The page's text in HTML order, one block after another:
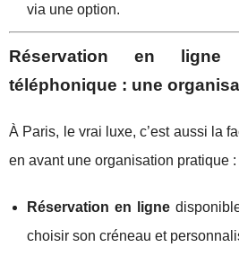
via une option.
Réservation en ligne
téléphonique : une
À Paris, le vrai luxe, c’est aussi la
en avant une organisation pratique :
Réservation en ligne
choisir son créneau et